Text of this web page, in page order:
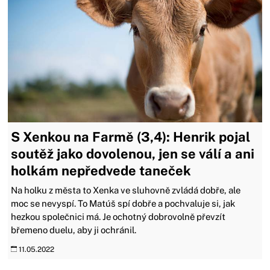
S Xenkou na Farmě (3,4): Henrik pojal
soutěž jako dovolenou, jen se válí a ani
holkám nepředvede taneček
Na holku z města to Xenka ve sluhovně zvládá dobře, ale
moc se nevyspí. To Matúš spí dobře a pochvaluje si, jak
hezkou společnici má. Je ochotný dobrovolně převzít
břemeno duelu, aby ji ochránil.
11.05.2022